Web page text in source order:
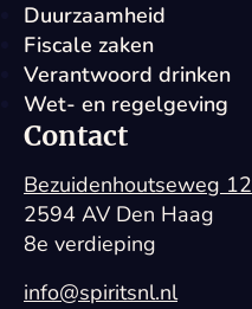
Duurzaamheid
Fiscale zaken
Verantwoord drinken
Wet- en regelgeving
Contact
Bezuidenhoutseweg 12
2594 AV Den Haag
8e verdieping
info@spiritsnl.nl